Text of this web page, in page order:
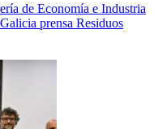
de Economía e Industria
prensa Residuos